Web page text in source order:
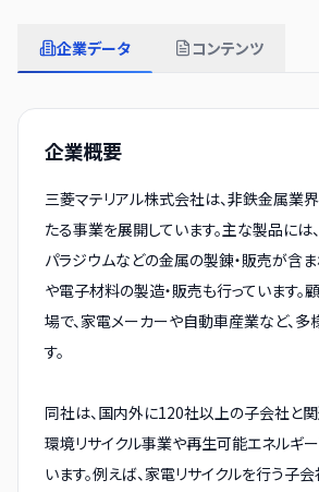
企業データ コンテンツ
企業概要
三菱マテリアル株式会社は、非鉄金属業
たる事業を展開しています。主な製品には、
パラジウムなどの金属の製錬・販売が含
や電子材料の製造・販売も行っています
場で、家電メーカーや自動車産業など、
す。
同社は、国内外に120社以上の子会社と
環境リサイクル事業や再生可能エネルギ
います。例えば、家電リサイクルを行う子